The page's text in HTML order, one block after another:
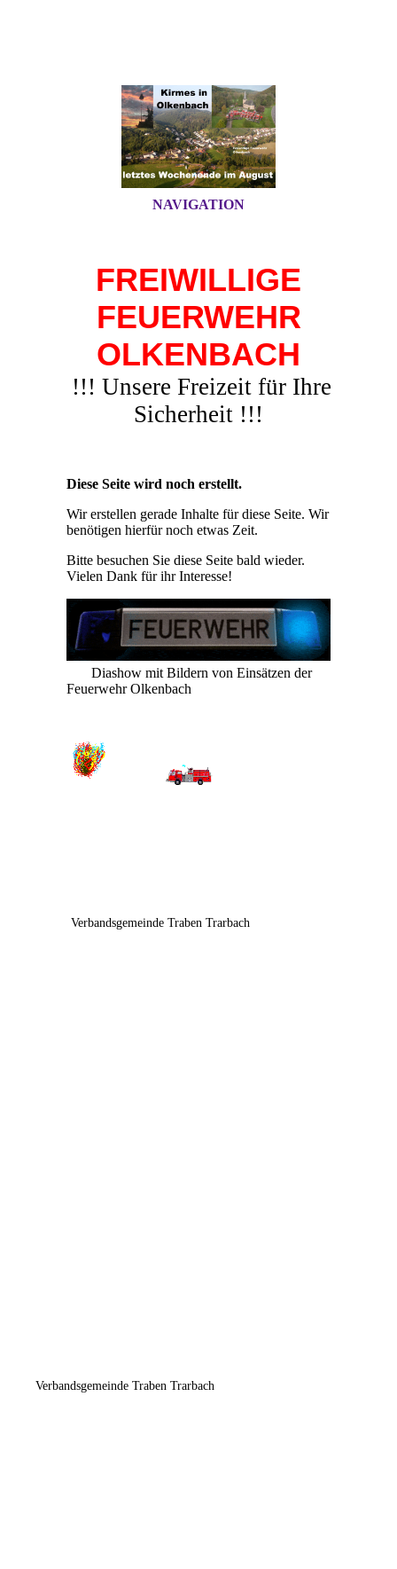
NAVIGATION
FREIWILLIGE
FEUERWEHR
OLKENBACH
!!! Unsere Freizeit für Ihre
Sicherheit !!!
Diese Seite wird noch erstellt.
Wir erstellen gerade Inhalte für diese Seite. Wir
benötigen hierfür noch etwas Zeit.
Bitte besuchen Sie diese Seite bald wieder.
Vielen Dank für ihr Interesse!
Diashow mit Bildern von Einsätzen der
Feuerwehr Olkenbach
Verbandsgemeinde Traben Trarbach
Verbandsgemeinde Traben Trarbach